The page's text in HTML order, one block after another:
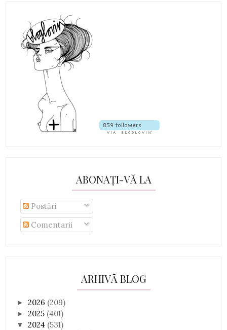
ABONAȚI-VĂ LA
Postări
Comentarii
ARHIVĂ BLOG
►2026 (209)
►2025 (401)
▼2024 (531)